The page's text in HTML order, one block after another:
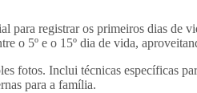
para registrar os primeiros dias de
o 5º e o 15º dia de vida,
fotos. Inclui técnicas específicas
para a família.